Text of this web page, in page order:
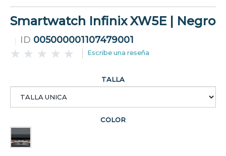
Smartwatch Infinix XW5E | Negro
ID 005000001107479001
Escribe una reseña
TALLA
COLOR